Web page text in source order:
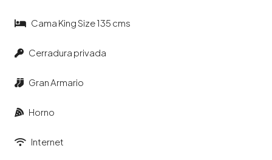
Cama King Size 135 cms
Cerradura privada
Gran Armario
Horno
Internet